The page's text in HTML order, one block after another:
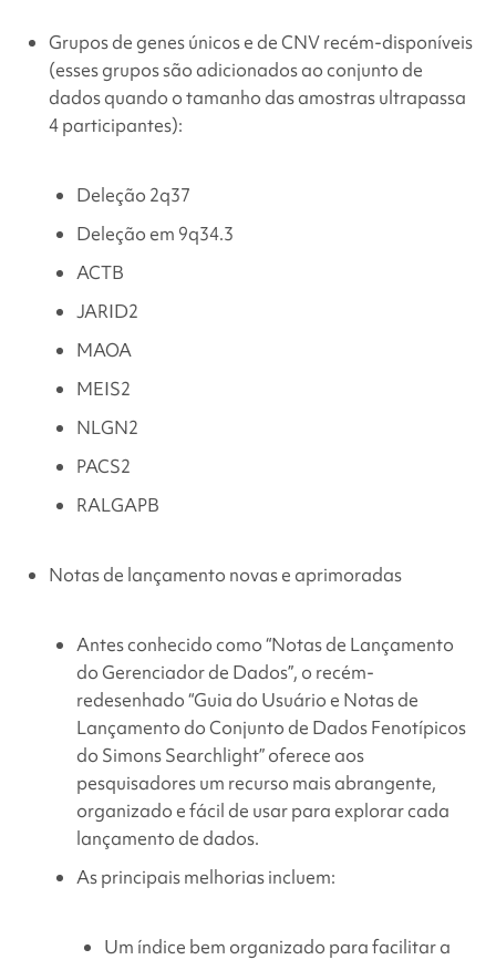
Grupos de genes únicos e de CNV recém-disponíveis
(esses grupos são adicionados ao conjunto de
dados quando o tamanho das amostras ultrapassa
4 participantes):
Deleção 2q37
Deleção em 9q34.3
ACTB
JARID2
MAOA
MEIS2
NLGN2
PACS2
RALGAPB
Notas de lançamento novas e aprimoradas
Antes conhecido como“Notas de Lançamento
do Gerenciador de Dados”, o recém-
redesenhado“Guia do Usuário e Notas de
Lançamento do Conjunto de Dados Fenotípicos
do Simons Searchlight”oferece aos
pesquisadores um recurso mais abrangente,
organizado e fácil de usar para explorar cada
lançamento de dados.
As principais melhorias incluem:
Um índice bem organizado para facilitar a